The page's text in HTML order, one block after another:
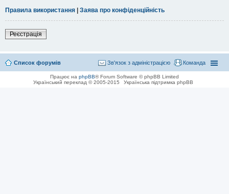
Правила використання | Заява про конфіденційність
Реєстрація
Список форумів Команда
Зв'язок з адміністрацією
Працює на phpBB® Forum Software © phpBB Limited
Український переклад © 2005-2015
Українська підтримка phpBB